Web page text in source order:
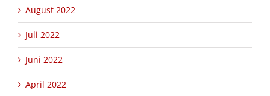
August 2022
Juli 2022
Juni 2022
April 2022